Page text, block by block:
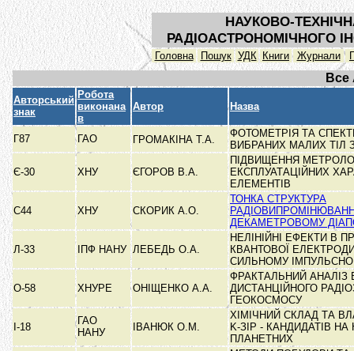
НАУКОВО-
РАДІОАСТРОНОМІЧНОГО
Головна Пошук УДК Книги Журнали
Все
Авторський
знак
Робота
виконана
в
Автор Назва
Г87 ГАО ГРОМАКІНА Т.А.
ФОТОМЕТРІЯ ТА
ВИБРАНИХ МАЛИХ ТІЛ
Є-30 ХНУ ЄГОРОВ В.А.
ПІДВИЩЕННЯ
ЕКСПЛУАТАЦІЙНИХ
ЕЛЕМЕНТІВ
С44 ХНУ СКОРИК А.О.
ТОНКА СТРУКТУРА
ДЕКАМЕТРОВОМУ
Л-33 ІПФ НАНУ ЛЕБЕДЬ О.А.
НЕЛІНІЙНІ ЕФЕКТИ В
КВАНТОВОЇ
СИЛЬНОМУ
О-58 ХНУРЕ ОНІЩЕНКО А.А.
ФРАКТАЛЬНИЙ АНАЛІЗ
ДИСТАНЦІЙНОГО
ГЕОКОСМОСУ
І-18
ГАО
НАНУ
ІВАНЮК О.М.
ХІМІЧНИЙ СКЛАД ТА
K-ЗІР - КАНДИДАТІВ НА
ПЛАНЕТНИХ